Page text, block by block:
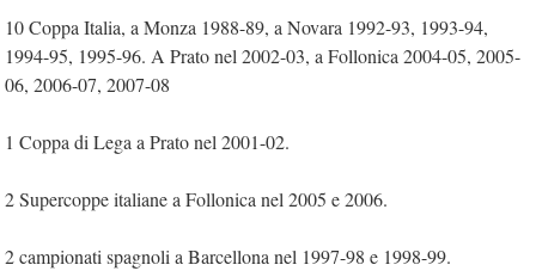
10 Coppa Italia, a Monza 1988-89, a Novara 1992-93, 1993-94,
1994-95, 1995-96. A Prato nel 2002-03, a Follonica 2004-05, 2005-
06, 2006-07, 2007-08
1 Coppa di Lega a Prato nel 2001-02.
2 Supercoppe italiane a Follonica nel 2005 e 2006.
2 campionati spagnoli a Barcellona nel 1997-98 e 1998-99.